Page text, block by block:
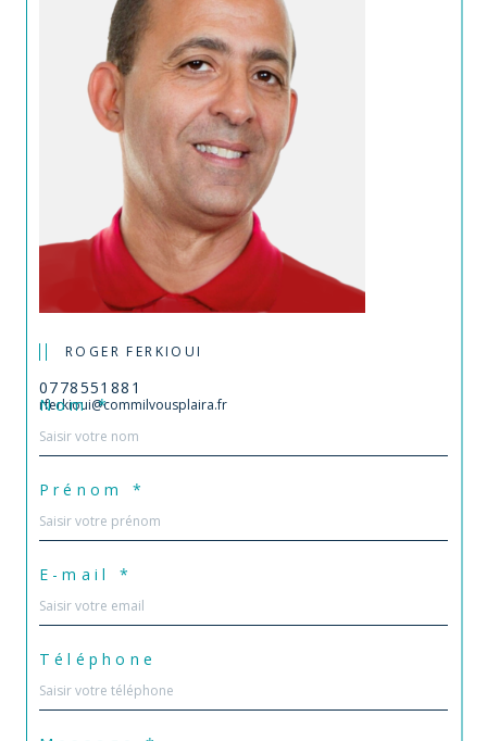
ROGER FERKIOUI
0778551881
rferkioui@commilvousplaira.fr
Nom *
Prénom *
E-mail *
Téléphone